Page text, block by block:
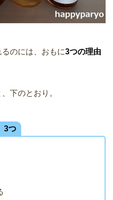
のには、おもに3つの理由
下のとおり。
3つ